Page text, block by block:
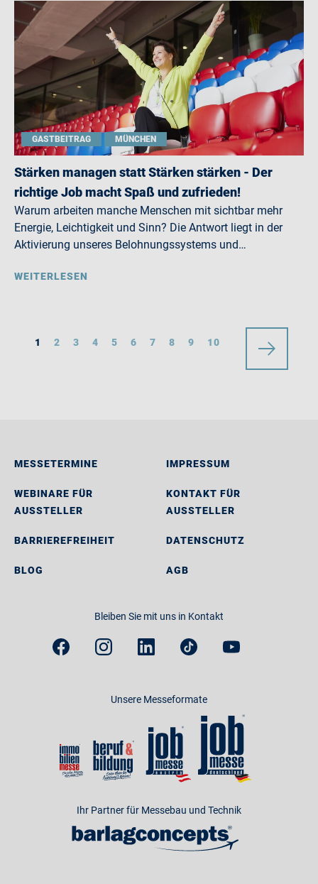
GASTBEITRAG MÜNCHEN
Stärken managen statt Stärken stärken - Der
richtige Job macht Spaß und zufrieden!
Warum arbeiten manche Menschen mit sichtbar mehr
Energie, Leichtigkeit und Sinn? Die Antwort liegt in der
Aktivierung unseres Belohnungssystems und…
WEITERLESEN
1 2 3 4 5 6 7 8 9 10
MESSETERMINE
WEBINARE FÜR
AUSSTELLER
BARRIEREFREIHEIT
BLOG
IMPRESSUM
KONTAKT FÜR
AUSSTELLER
DATENSCHUTZ
AGB
Bleiben Sie mit uns in Kontakt
Unsere Messeformate
Ihr Partner für Messebau und Technik